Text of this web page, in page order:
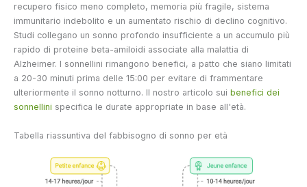
recupero fisico meno completo, memoria più fragile, sistema
immunitario indebolito e un aumentato rischio di declino cognitivo.
Studi collegano un sonno profondo insufficiente a un accumulo più
rapido di proteine beta-amiloidi associate alla malattia di
Alzheimer. I sonnellini rimangono benefici, a patto che siano limitati
a 20-30 minuti prima delle 15:00 per evitare di frammentare
ulteriormente il sonno notturno. Il nostro articolo sui benefici dei
sonnellini specifica le durate appropriate in base all'età.
Tabella riassuntiva del fabbisogno di sonno per età